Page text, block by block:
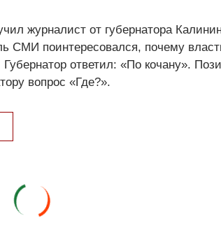
журналист от губернатора
СМИ поинтересовался, почему
ответил: «По кочану».
вопрос «Где?».